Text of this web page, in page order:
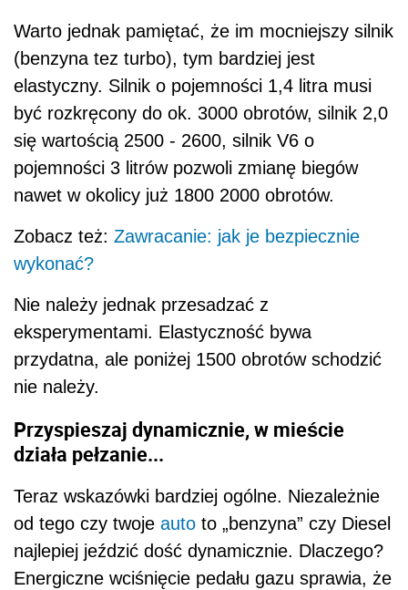
Warto jednak pamiętać, że im mocniejszy silnik
(benzyna tez turbo), tym bardziej jest
elastyczny. Silnik o pojemności 1,4 litra musi
być rozkręcony do ok. 3000 obrotów, silnik 2,0
się wartością 2500 - 2600, silnik V6 o
pojemności 3 litrów pozwoli zmianę biegów
nawet w okolicy już 1800 2000 obrotów.
Zobacz też: Zawracanie: jak je bezpiecznie
wykonać?
Nie należy jednak przesadzać z
eksperymentami. Elastyczność bywa
przydatna, ale poniżej 1500 obrotów schodzić
nie należy.
Przyspieszaj dynamicznie, w mieście
działa pełzanie...
Teraz wskazówki bardziej ogólne. Niezależnie
od tego czy twoje auto to „benzyna” czy Diesel
najlepiej jeździć dość dynamicznie. Dlaczego?
Energiczne wciśnięcie pedału gazu sprawia, że